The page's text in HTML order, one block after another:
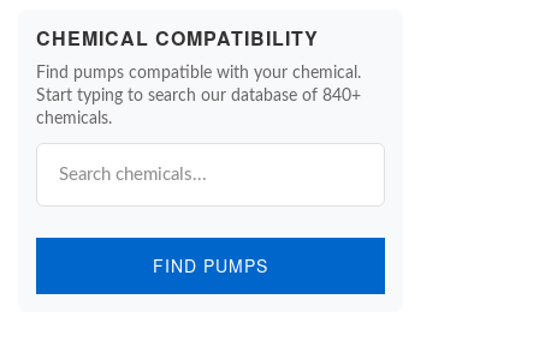
CHEMICAL COMPATIBILITY
Find pumps compatible with your chemical.
Start typing to search our database of 840+
chemicals.
FIND PUMPS